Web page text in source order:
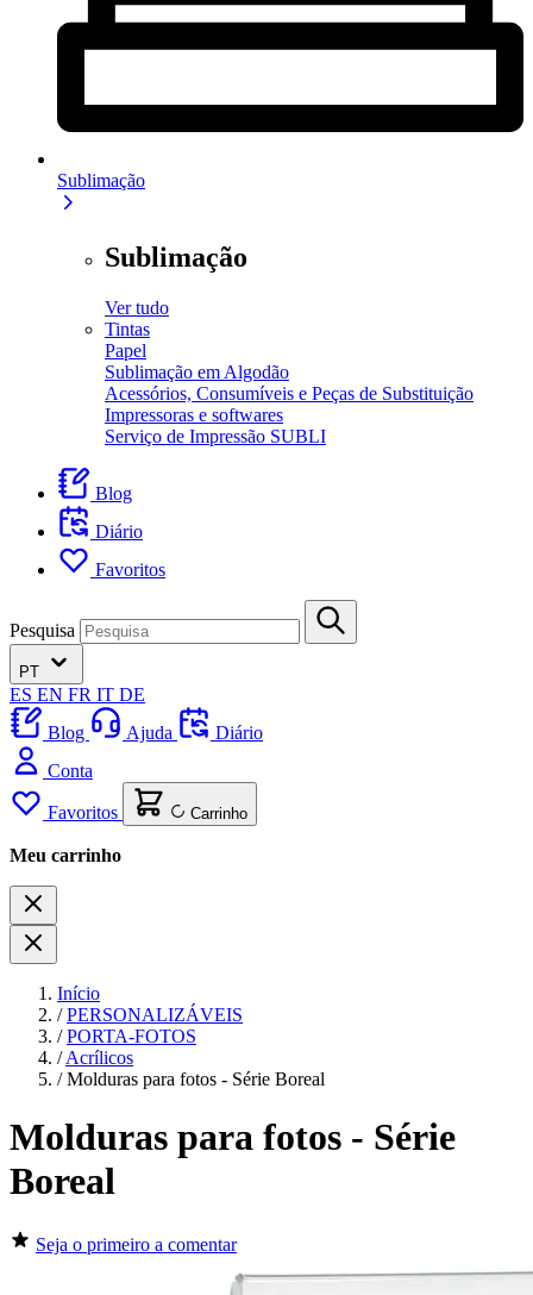
Sublimação
Sublimação
Ver tudo
Tintas
Papel
Sublimação em Algodão
Acessórios, Consumíveis e Peças de Substituição
Impressoras e softwares
Serviço de Impressão SUBLI
Blog
Diário
Favoritos
Pesquisa
PT
ES EN FR IT DE
Blog
Ajuda
Diário
Conta
Favoritos Carrinho
Meu carrinho
Início
/ PERSONALIZÁVEIS
/ PORTA-FOTOS
/ Acrílicos
/ Molduras para fotos - Série Boreal
Molduras para fotos - Série
Boreal
Seja o primeiro a comentar